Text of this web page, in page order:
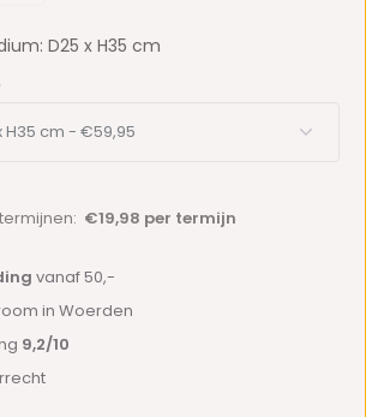
D25 x H35 cm
€19,98 per termijn
vanaf 50,-
in Woerden
9,2/10